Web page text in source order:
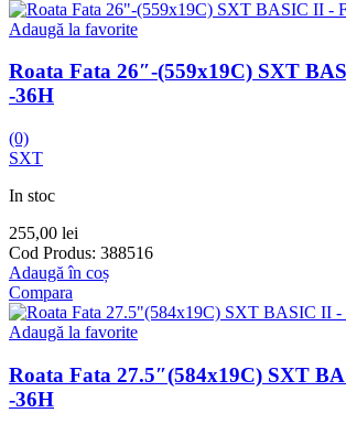
Adaugă la favorite
Roata Fata 26″-(559x19C) SXT
-36H
(0)
SXT
In stoc
255,00 lei
Cod Produs: 388516
Adaugă în coș
Compara
Adaugă la favorite
Roata Fata 27.5″(584x19C) SXT
-36H